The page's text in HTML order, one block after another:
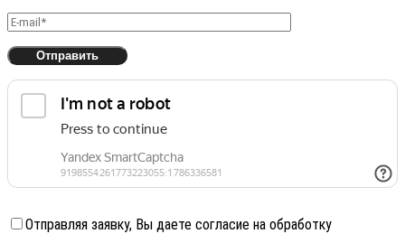
Отправляя заявку, Вы даете согласие на обработку